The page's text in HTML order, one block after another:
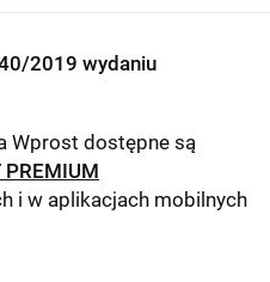
2019 wydaniu
Wprost dostępne są
PREMIUM
i w aplikacjach mobilnych